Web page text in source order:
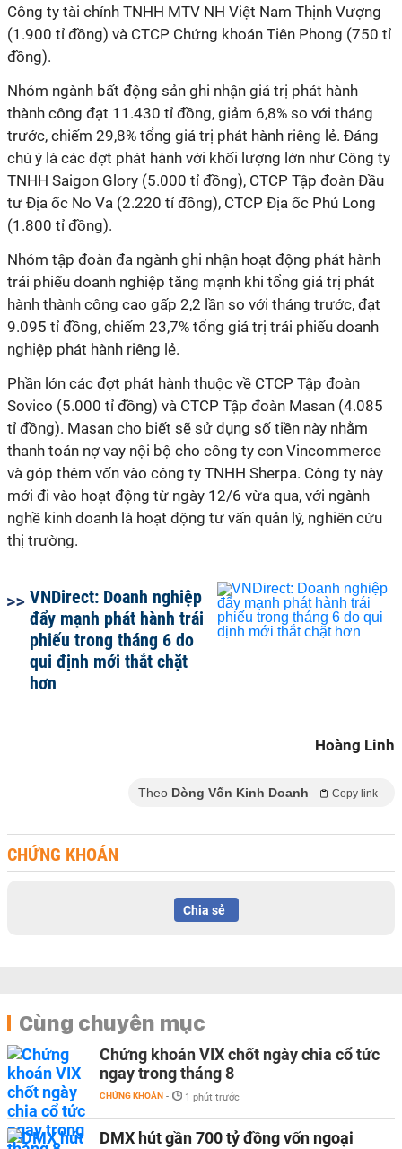
Công ty tài chính TNHH MTV NH Việt Nam Thịnh Vượng
(1.900 tỉ đồng) và CTCP Chứng khoán Tiên Phong (750 tỉ
đồng).
Nhóm ngành bất động sản ghi nhận giá trị phát hành
thành công đạt 11.430 tỉ đồng, giảm 6,8% so với tháng
trước, chiếm 29,8% tổng giá trị phát hành riêng lẻ. Đáng
chú ý là các đợt phát hành với khối lượng lớn như Công ty
TNHH Saigon Glory (5.000 tỉ đồng), CTCP Tập đoàn Đầu
tư Địa ốc No Va (2.220 tỉ đồng), CTCP Địa ốc Phú Long
(1.800 tỉ đồng).
Nhóm tập đoàn đa ngành ghi nhận hoạt động phát hành
trái phiếu doanh nghiệp tăng mạnh khi tổng giá trị phát
hành thành công cao gấp 2,2 lần so với tháng trước, đạt
9.095 tỉ đồng, chiếm 23,7% tổng giá trị trái phiếu doanh
nghiệp phát hành riêng lẻ.
Phần lớn các đợt phát hành thuộc về CTCP Tập đoàn
Sovico (5.000 tỉ đồng) và CTCP Tập đoàn Masan (4.085
tỉ đồng). Masan cho biết sẽ sử dụng số tiền này nhằm
thanh toán nợ vay nội bộ cho công ty con Vincommerce
và góp thêm vốn vào công ty TNHH Sherpa. Công ty này
mới đi vào hoạt động từ ngày 12/6 vừa qua, với ngành
nghề kinh doanh là hoạt động tư vấn quản lý, nghiên cứu
thị trường.
VNDirect: Doanh nghiệp
đẩy mạnh phát hành trái
phiếu trong tháng 6 do
qui định mới thắt chặt
hơn
Hoàng Linh
Theo Dòng Vốn Kinh Doanh Copy link
CHỨNG KHOÁN
Chia sẻ
Cùng chuyên mục
Chứng khoán VIX chốt ngày chia cổ tức
ngay trong tháng 8
CHỨNG KHOÁN - 1 phút trước
DMX hút gần 700 tỷ đồng vốn ngoại